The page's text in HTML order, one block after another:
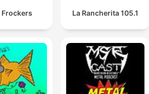
Frockers La Rancherita 105.1